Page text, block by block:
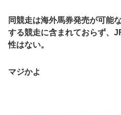
同競走は海外馬券発売が可能
する競走に含まれておらず、
性はない。
マジかよ